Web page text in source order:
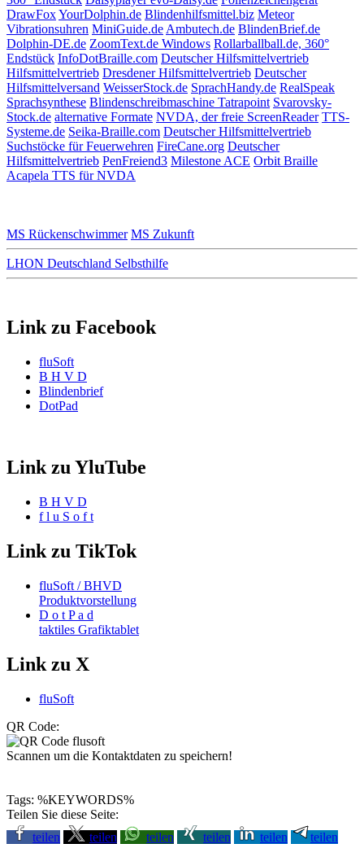
DrawFoxYourDolphin.de Blindenhilfsmittel.biz Meteor
Vibrationsuhren MiniGuide.de Ambutech.de BlindenBrief.de
Dolphin-DE.de ZoomText.de Windows Rollarballball.de, 360°
Endstück InfoDotBraille.com Deutscher Hilfsmittelvertrieb
Hilfsmittelvertrieb Dresdener Hilfsmittelvertrieb Deutscher
Hilfsmittelversand WeisserStock.de SprachHandy.de RealSpeak
Sprachsynthese Blindenschreibmaschine Tatrapoint Svarovsky-
Stock.de alternative Formate NVDA, der freie ScreenReader TTS-
Systeme.de Seika-Braille.com Deutscher Hilfsmittelvertrieb
Suchstöcke für Feuerwehren FireCane.org Deutscher
Hilfsmittelvertrieb PenFreiend3 Milestone ACE Orbit Braille
Acapela TTS für NVDA
MS Rückenschwimmer MS Zukunft
LHON Deutschland Selbsthilfe
Link zu Facebook
fluSoft
B H V D
Blindenbrief
DotPad
Link zu YluTube
B H V D
f l u S o f t
Link zu TikTok
fluSoft / BHVD
Produktvorstellung
D o t P a d
taktiles Grafiktablet
Link zu X
fluSoft
QR Code:
Scannen um die Kontaktdaten zu speichern!
Tags: %KEYWORDS%
Teilen Sie diese Seite:
teilen
teilen teilen teilen teilen
teilen